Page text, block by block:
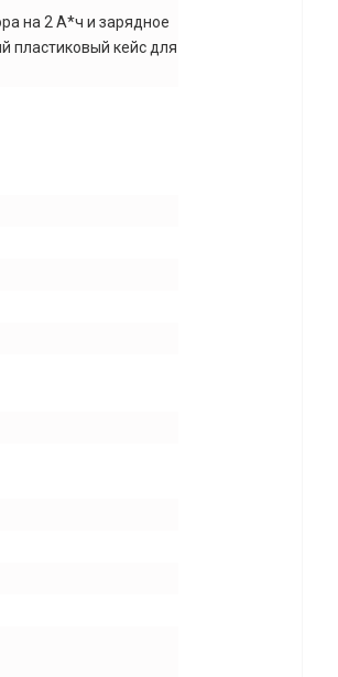
на 2 А*ч и зарядное
пластиковый кейс для